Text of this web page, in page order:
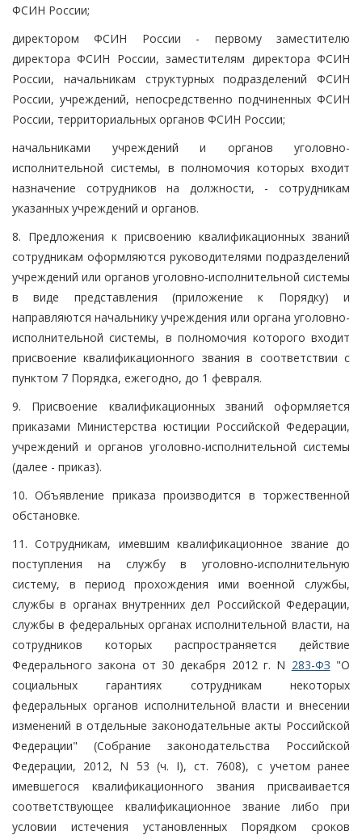
ФСИН России;
директором ФСИН России - первому заместителю
директора ФСИН России, заместителям директора ФСИН
России, начальникам структурных подразделений ФСИН
России, учреждений, непосредственно подчиненных ФСИН
России, территориальных органов ФСИН России;
начальниками учреждений и органов уголовно-
исполнительной системы, в полномочия которых входит
назначение сотрудников на должности, - сотрудникам
указанных учреждений и органов.
8. Предложения к присвоению квалификационных званий
сотрудникам оформляются руководителями подразделений
учреждений или органов уголовно-исполнительной системы
в виде представления (приложение к Порядку) и
направляются начальнику учреждения или органа уголовно-
исполнительной системы, в полномочия которого входит
присвоение квалификационного звания в соответствии с
пунктом 7 Порядка, ежегодно, до 1 февраля.
9. Присвоение квалификационных званий оформляется
приказами Министерства юстиции Российской Федерации,
учреждений и органов уголовно-исполнительной системы
(далее - приказ).
10. Объявление приказа производится в торжественной
обстановке.
11. Сотрудникам, имевшим квалификационное звание до
поступления на службу в уголовно-исполнительную
систему, в период прохождения ими военной службы,
службы в органах внутренних дел Российской Федерации,
службы в федеральных органах исполнительной власти, на
сотрудников которых распространяется действие
Федерального закона от 30 декабря 2012 г. N 283-ФЗ "О
социальных гарантиях сотрудникам некоторых
федеральных органов исполнительной власти и внесении
изменений в отдельные законодательные акты Российской
Федерации" (Собрание законодательства Российской
Федерации, 2012, N 53 (ч. I), ст. 7608), с учетом ранее
имевшегося квалификационного звания присваивается
соответствующее квалификационное звание либо при
условии истечения установленных Порядком сроков